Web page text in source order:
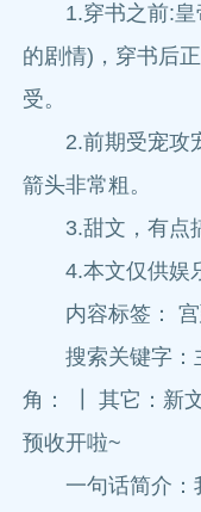
1.穿书之前:皇
的剧情)，穿书后
受。
2.前期受宠攻宠
箭头非常粗。
3.甜文，有点搞
4.本文仅供娱
内容标签： 宫
搜索关键字：
角： ┃ 其它：新
预收开啦~
一句话简介：